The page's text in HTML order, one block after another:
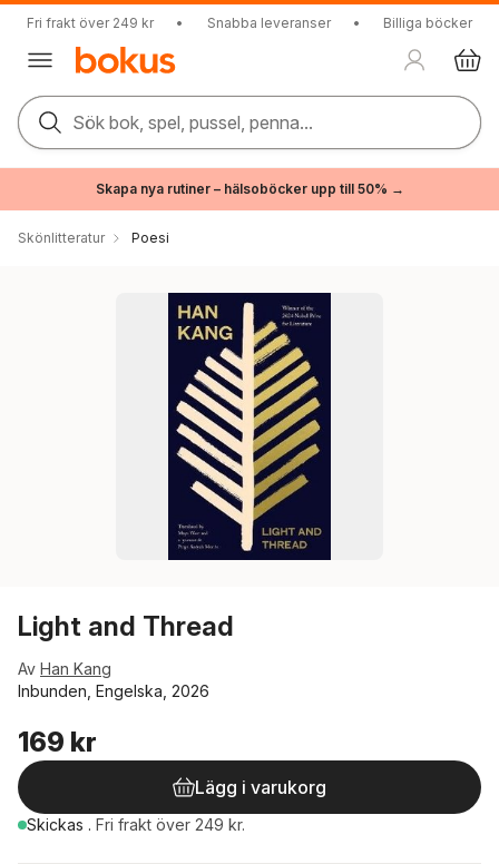
Fri frakt över 249 kr • Snabba leveranser • Billiga böcker
Sök bok, spel, pussel, penna...
Skapa nya rutiner – hälsoböcker upp till 50% →
Skönlitteratur Poesi
Light and Thread
Av Han Kang
Inbunden, Engelska, 2026
169 kr
Lägg i varukorg
Skickas . Fri frakt över 249 kr.